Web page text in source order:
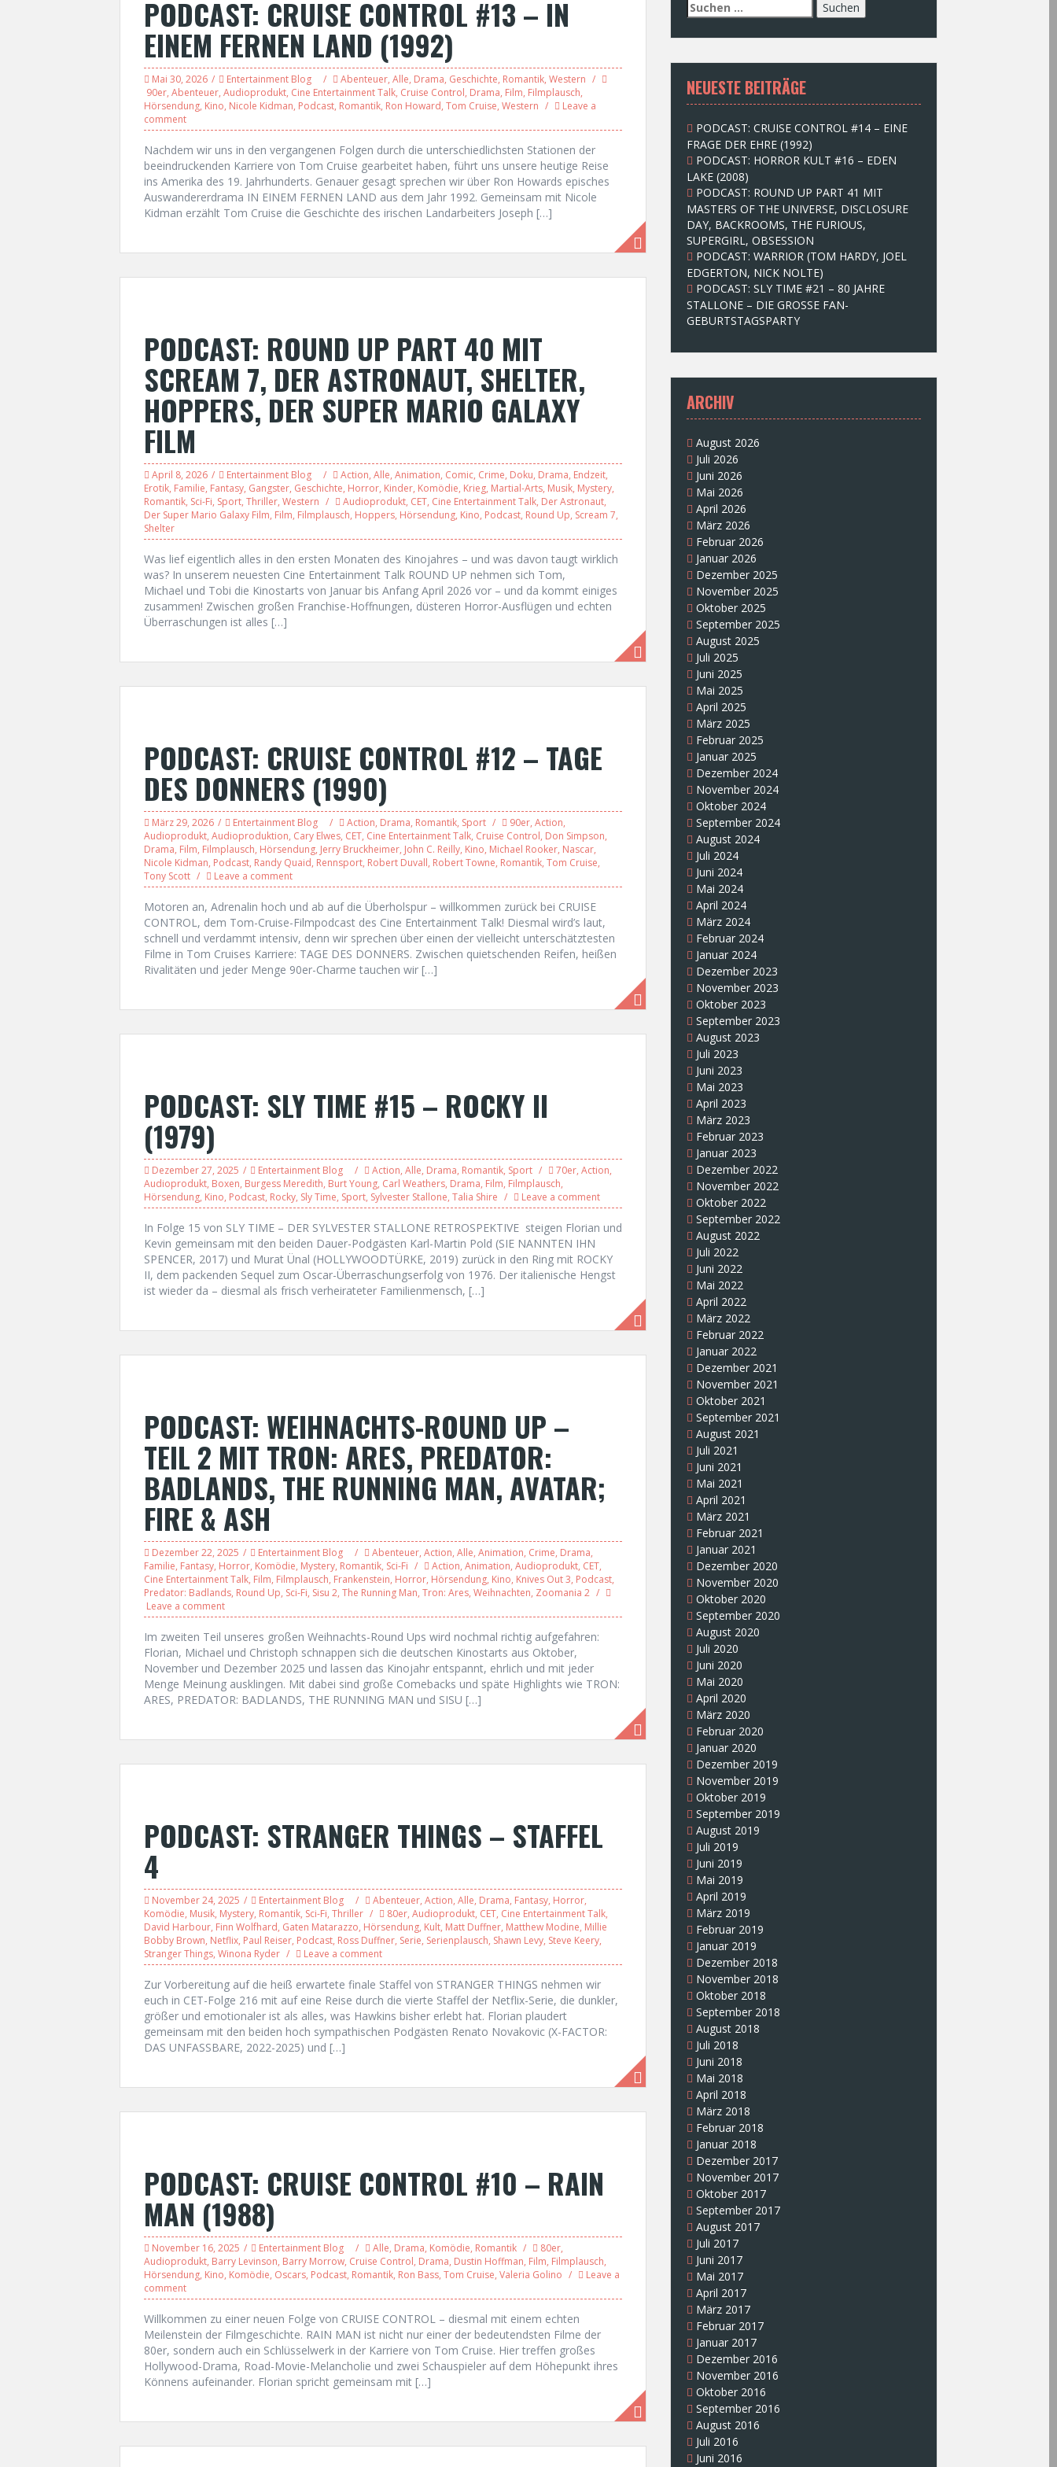
PODCAST: CRUISE CONTROL #13 – IN
EINEM FERNEN LAND (1992)
Mai 30, 2026 Entertainment Blog Abenteuer, Alle, Drama, Geschichte, Romantik, Western
90er, Abenteuer, Audioprodukt, Cine Entertainment Talk, Cruise Control, Drama, Film, Filmplausch,
Hörsendung, Kino, Nicole Kidman, Podcast, Romantik, Ron Howard, Tom Cruise, Western
Leave a
comment
Nachdem wir uns in den vergangenen Folgen durch die unterschiedlichsten Stationen der
beeindruckenden Karriere von Tom Cruise gearbeitet haben, führt uns unsere heutige Reise
ins Amerika des 19. Jahrhunderts. Genauer gesagt sprechen wir über Ron Howards episches
Auswandererdrama IN EINEM FERNEN LAND aus dem Jahr 1992. Gemeinsam mit Nicole
Kidman erzählt Tom Cruise die Geschichte des irischen Landarbeiters Joseph […]
PODCAST: ROUND UP PART 40 MIT
SCREAM 7, DER ASTRONAUT, SHELTER,
HOPPERS, DER SUPER MARIO GALAXY
FILM
April 8, 2026 Entertainment Blog Action, Alle, Animation, Comic, Crime, Doku, Drama, Endzeit,
Erotik, Familie, Fantasy, Gangster, Geschichte, Horror, Kinder, Komödie, Krieg, Martial-Arts, Musik, Mystery,
Romantik, Sci-Fi, Sport, Thriller, Western Audioprodukt, CET, Cine Entertainment Talk, Der Astronaut,
Der Super Mario Galaxy Film, Film, Filmplausch, Hoppers, Hörsendung, Kino, Podcast, Round Up, Scream 7,
Shelter
Was lief eigentlich alles in den ersten Monaten des Kinojahres – und was davon taugt wirklich
was? In unserem neuesten Cine Entertainment Talk ROUND UP nehmen sich Tom,
Michael und Tobi die Kinostarts von Januar bis Anfang April 2026 vor – und da kommt einiges
zusammen! Zwischen großen Franchise-Hoffnungen, düsteren Horror-Ausflügen und echten
Überraschungen ist alles […]
PODCAST: CRUISE CONTROL #12 – TAGE
DES DONNERS (1990)
März 29, 2026 Entertainment Blog Action, Drama, Romantik, Sport 90er, Action,
Audioprodukt, Audioproduktion, Cary Elwes, CET, Cine Entertainment Talk, Cruise Control, Don Simpson,
Drama, Film, Filmplausch, Hörsendung, Jerry Bruckheimer, John C. Reilly, Kino, Michael Rooker, Nascar,
Nicole Kidman, Podcast, Randy Quaid, Rennsport, Robert Duvall, Robert Towne, Romantik, Tom Cruise,
Tony Scott
Leave a comment
Motoren an, Adrenalin hoch und ab auf die Überholspur – willkommen zurück bei CRUISE
CONTROL, dem Tom-Cruise-Filmpodcast des Cine Entertainment Talk! Diesmal wird’s laut,
schnell und verdammt intensiv, denn wir sprechen über einen der vielleicht unterschätztesten
Filme in Tom Cruises Karriere: TAGE DES DONNERS. Zwischen quietschenden Reifen, heißen
Rivalitäten und jeder Menge 90er-Charme tauchen wir […]
PODCAST: SLY TIME #15 – ROCKY II
(1979)
Dezember 27, 2025 Entertainment Blog Action, Alle, Drama, Romantik, Sport 70er, Action,
Audioprodukt, Boxen, Burgess Meredith, Burt Young, Carl Weathers, Drama, Film, Filmplausch,
Hörsendung, Kino, Podcast, Rocky, Sly Time, Sport, Sylvester Stallone, Talia Shire Leave a comment
In Folge 15 von SLY TIME – DER SYLVESTER STALLONE RETROSPEKTIVE steigen Florian und
Kevin gemeinsam mit den beiden Dauer-Podgästen Karl-Martin Pold (SIE NANNTEN IHN
SPENCER, 2017) und Murat Ünal (HOLLYWOODTÜRKE, 2019) zurück in den Ring mit ROCKY
II, dem packenden Sequel zum Oscar-Überraschungserfolg von 1976. Der italienische Hengst
ist wieder da – diesmal als frisch verheirateter Familienmensch, […]
PODCAST: WEIHNACHTS-ROUND UP –
TEIL 2 MIT TRON: ARES, PREDATOR:
BADLANDS, THE RUNNING MAN, AVATAR;
FIRE & ASH
Dezember 22, 2025 Entertainment Blog Abenteuer, Action, Alle, Animation, Crime, Drama,
Familie, Fantasy, Horror, Komödie, Mystery, Romantik, Sci-Fi Action, Animation, Audioprodukt, CET,
Cine Entertainment Talk, Film, Filmplausch, Frankenstein, Horror, Hörsendung, Kino, Knives Out 3, Podcast,
Predator: Badlands, Round Up, Sci-Fi, Sisu 2, The Running Man, Tron: Ares, Weihnachten, Zoomania 2
Leave a comment
Im zweiten Teil unseres großen Weihnachts-Round Ups wird nochmal richtig aufgefahren:
Florian, Michael und Christoph schnappen sich die deutschen Kinostarts aus Oktober,
November und Dezember 2025 und lassen das Kinojahr entspannt, ehrlich und mit jeder
Menge Meinung ausklingen. Mit dabei sind große Comebacks und späte Highlights wie TRON:
ARES, PREDATOR: BADLANDS, THE RUNNING MAN und SISU […]
PODCAST: STRANGER THINGS – STAFFEL
4
November 24, 2025 Entertainment Blog Abenteuer, Action, Alle, Drama, Fantasy, Horror,
Komödie, Musik, Mystery, Romantik, Sci-Fi, Thriller 80er, Audioprodukt, CET, Cine Entertainment Talk,
David Harbour, Finn Wolfhard, Gaten Matarazzo, Hörsendung, Kult, Matt Duffner, Matthew Modine, Millie
Bobby Brown, Netflix, Paul Reiser, Podcast, Ross Duffner, Serie, Serienplausch, Shawn Levy, Steve Keery,
Stranger Things, Winona Ryder Leave a comment
Zur Vorbereitung auf die heiß erwartete finale Staffel von STRANGER THINGS nehmen wir
euch in CET-Folge 216 mit auf eine Reise durch die vierte Staffel der Netflix-Serie, die dunkler,
größer und emotionaler ist als alles, was Hawkins bisher erlebt hat. Florian plaudert
gemeinsam mit den beiden hoch sympathischen Podgästen Renato Novakovic (X-FACTOR:
DAS UNFASSBARE, 2022-2025) und […]
PODCAST: CRUISE CONTROL #10 – RAIN
MAN (1988)
November 16, 2025 Entertainment Blog Alle, Drama, Komödie, Romantik 80er,
Audioprodukt, Barry Levinson, Barry Morrow, Cruise Control, Drama, Dustin Hoffman, Film, Filmplausch,
Hörsendung, Kino, Komödie, Oscars, Podcast, Romantik, Ron Bass, Tom Cruise, Valeria Golino
Leave a
comment
Willkommen zu einer neuen Folge von CRUISE CONTROL – diesmal mit einem echten
Meilenstein der Filmgeschichte. RAIN MAN ist nicht nur einer der bedeutendsten Filme der
80er, sondern auch ein Schlüsselwerk in der Karriere von Tom Cruise. Hier treffen großes
Hollywood-Drama, Road-Movie-Melancholie und zwei Schauspieler auf dem Höhepunkt ihres
Könnens aufeinander. Florian spricht gemeinsam mit […]
S
u
c
e
n
n
c
h
:
NEUESTE BEITRÄGE
PODCAST: CRUISE CONTROL #14 – EINE
FRAGE DER EHRE (1992)
PODCAST: HORROR KULT #16 – EDEN
LAKE (2008)
PODCAST: ROUND UP PART 41 MIT
MASTERS OF THE UNIVERSE, DISCLOSURE
DAY, BACKROOMS, THE FURIOUS,
SUPERGIRL, OBSESSION
PODCAST: WARRIOR (TOM HARDY, JOEL
EDGERTON, NICK NOLTE)
PODCAST: SLY TIME #21 – 80 JAHRE
STALLONE – DIE GROSSE FAN-
GEBURTSTAGSPARTY
ARCHIV
August 2026
Juli 2026
Juni 2026
Mai 2026
April 2026
März 2026
Februar 2026
Januar 2026
Dezember 2025
November 2025
Oktober 2025
September 2025
August 2025
Juli 2025
Juni 2025
Mai 2025
April 2025
März 2025
Februar 2025
Januar 2025
Dezember 2024
November 2024
Oktober 2024
September 2024
August 2024
Juli 2024
Juni 2024
Mai 2024
April 2024
März 2024
Februar 2024
Januar 2024
Dezember 2023
November 2023
Oktober 2023
September 2023
August 2023
Juli 2023
Juni 2023
Mai 2023
April 2023
März 2023
Februar 2023
Januar 2023
Dezember 2022
November 2022
Oktober 2022
September 2022
August 2022
Juli 2022
Juni 2022
Mai 2022
April 2022
März 2022
Februar 2022
Januar 2022
Dezember 2021
November 2021
Oktober 2021
September 2021
August 2021
Juli 2021
Juni 2021
Mai 2021
April 2021
März 2021
Februar 2021
Januar 2021
Dezember 2020
November 2020
Oktober 2020
September 2020
August 2020
Juli 2020
Juni 2020
Mai 2020
April 2020
März 2020
Februar 2020
Januar 2020
Dezember 2019
November 2019
Oktober 2019
September 2019
August 2019
Juli 2019
Juni 2019
Mai 2019
April 2019
März 2019
Februar 2019
Januar 2019
Dezember 2018
November 2018
Oktober 2018
September 2018
August 2018
Juli 2018
Juni 2018
Mai 2018
April 2018
März 2018
Februar 2018
Januar 2018
Dezember 2017
November 2017
Oktober 2017
September 2017
August 2017
Juli 2017
Juni 2017
Mai 2017
April 2017
März 2017
Februar 2017
Januar 2017
Dezember 2016
November 2016
Oktober 2016
September 2016
August 2016
Juli 2016
Juni 2016